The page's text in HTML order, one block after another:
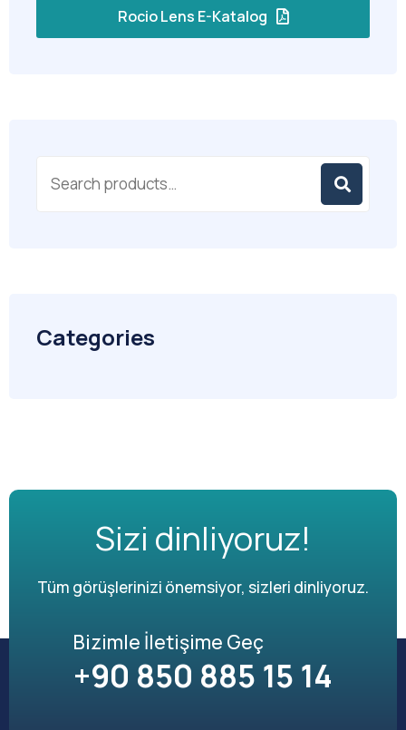
Rocio Lens E-Katalog
Categories
Sizi dinliyoruz!
Tüm görüşlerinizi önemsiyor, sizleri dinliyoruz.
Bizimle İletişime Geç
+90 850 885 15 14